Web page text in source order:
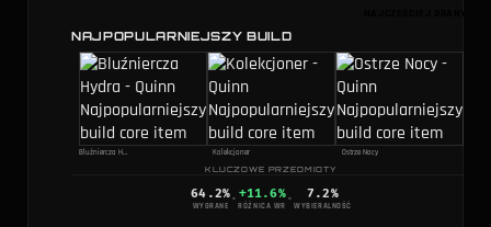
NAJCZĘŚCIEJ GRANY
NAJPOPULARNIEJSZY BUILD
Bluźniercza Hydra Kolekcjoner
Ostrze Nocy
KLUCZOWE PRZEDMIOTY
64.2%
WYGRANE · +11.6%
RÓŻNICA WR· 7.2%
WYBIERALNOŚĆ